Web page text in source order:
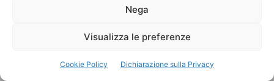
Nega
Visualizza le preferenze
Cookie Policy Dichiarazione sulla Privacy